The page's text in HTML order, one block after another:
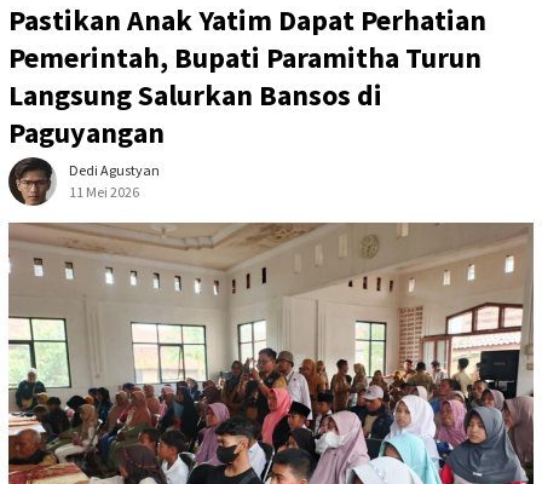
Pastikan Anak Yatim Dapat Perhatian
Pemerintah, Bupati Paramitha Turun
Langsung Salurkan Bansos di
Paguyangan
Dedi Agustyan
11 Mei 2026